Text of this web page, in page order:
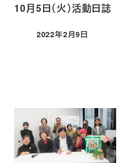
10月5日（火）活動日誌
投稿日
2022年2月9日